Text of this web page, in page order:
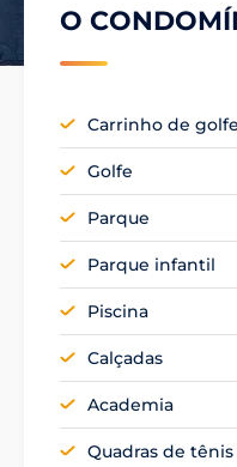
O
Carrinho de golfe
Golfe
Parque
Parque infantil
Piscina
Calçadas
Academia
Quadras de tênis